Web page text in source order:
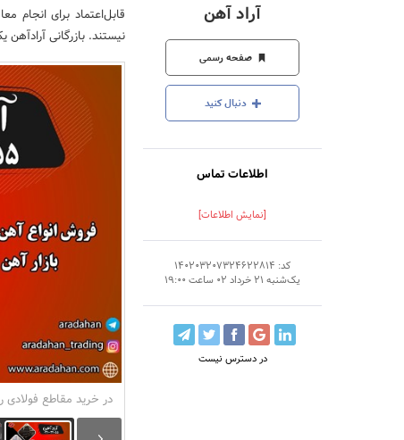
سازمان‌ها
و
روابط
عمومی‌ها
آراد آهن
صفحه رسمی
دنبال کنید
اطلاعات تماس
[نمایش اطلاعات]
کد: 140203207324622814
یک‌شنبه 21 خرداد 02 ساعت 19:00
در دسترس نیست
قابل‌اعتماد برای انجام
نیستند. بازرگانی
در خرید مقاطع